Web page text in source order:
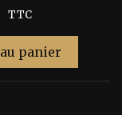
TTC
panier